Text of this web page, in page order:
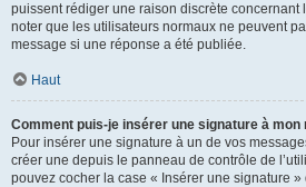
puissent rédiger une raison discrète concernant
noter que les utilisateurs normaux ne peuvent
message si une réponse a été publiée.
Haut
Comment puis-je insérer une signature à mon
Pour insérer une signature à un de vos
créer une depuis le panneau de contrôle de
pouvez cocher la case « Insérer une signature